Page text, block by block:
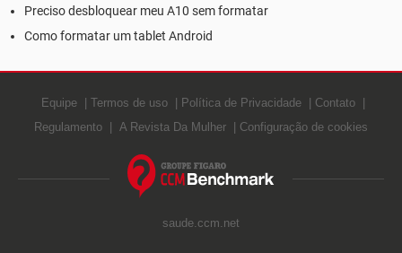
Preciso desbloquear meu A10 sem formatar
Como formatar um tablet Android
Equipe Termos de uso Política de Privacidade
Contato
Regulamento
A Revista Da Mulher Configuração de cookies
saude.ccm.net